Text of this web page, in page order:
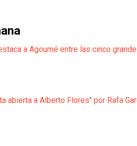
a Agoumé entre las cinco
abierta a Alberto Flores" por Rafa